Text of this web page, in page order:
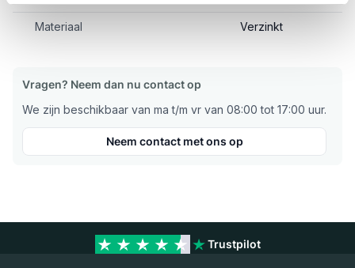
Materiaal Verzinkt
Vragen? Neem dan nu contact op
We zijn beschikbaar van ma t/m vr van 08:00 tot 17:00 uur.
Neem contact met ons op
Trustpilot